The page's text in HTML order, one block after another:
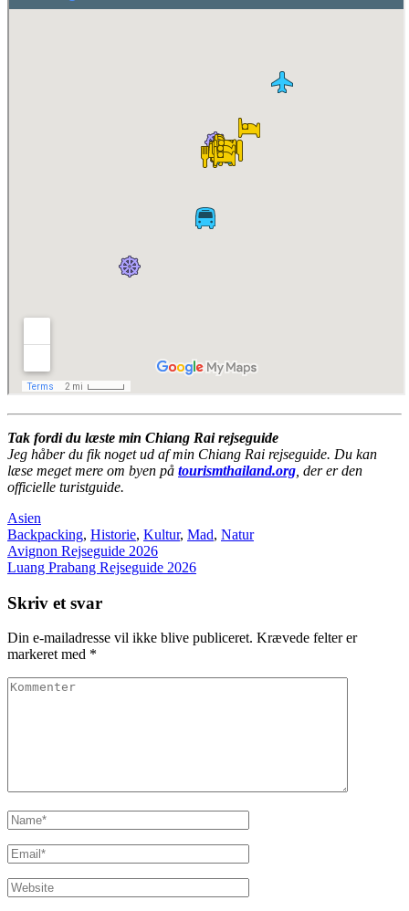
Tak fordi du læste min Chiang Rai rejseguide
Jeg håber du fik noget ud af min Chiang Rai rejseguide. Du kan
læse meget mere om byen på tourismthailand.org , der er den
officielle turistguide.
Asien
Backpacking, Historie, Kultur, Mad, Natur
Indlægsnavigation
Avignon Rejseguide 2026
Luang Prabang Rejseguide 2026
Skriv et svar
Din e-mailadresse vil ikke blive publiceret. Krævede felter er
markeret med *
Kommenter
Name*
Email*
Website